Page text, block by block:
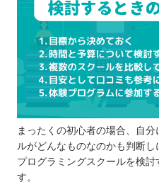
る
カリキュラム
トータルでどれ
べる
プログラミングスクー
効率良くプロ
現場で役立つ知
わからない箇所
まったくの初心者の場合、自
ルがどんなものなのかも判断し
プログラミングスクールを検
す。